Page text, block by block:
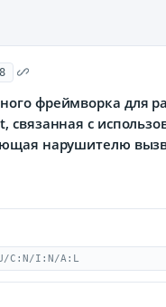
фреймворка для
связанная с
нарушителю
C:N/I:N/A:L